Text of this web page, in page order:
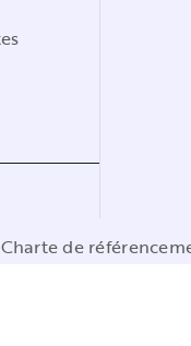
Charte de